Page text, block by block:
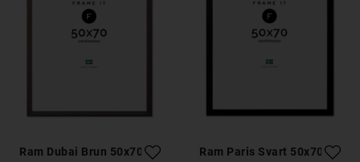
Ram Dubai Brun 50x70
Ram Paris Svart 50x70